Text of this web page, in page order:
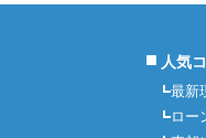
■ 人気
最新
ロー